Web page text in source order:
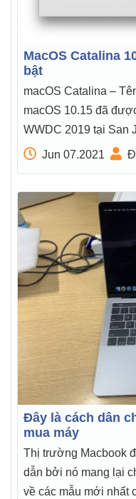
MacOS Catalina
bật
macOS Catalina –
macOS 10.15 đã
WWDC 2019 tại San
Jun 07.2021
Đây là cách dân
mua máy
Thị trường Macbook
dẫn bởi nó mang lại
về các mẫu mới nhất